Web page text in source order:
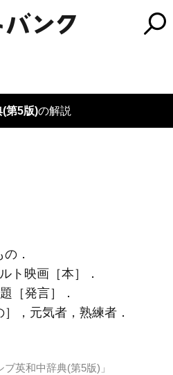
(第5版)の解説
の ．
ト映画［本］
．
［発言］
．
，元気者，熟練者 ．
英和中辞典(第5版)」